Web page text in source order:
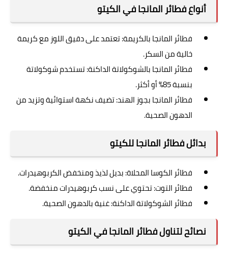
أنواع فطائر المانجا في الكيتو
فطائر المانجا بالكريمة: تعتمد على دقيق اللوز مع كريمة
خالية من السكر.
فطائر المانجا بالشوكولاتة الداكنة: تستخدم شوكولاتة
بنسبة 85% أو أكثر.
فطائر المانجا بجوز الهند: تضيف نكهة استوائية وتزيد من
الدهون الصحية.
بدائل فطائر المانجا للكيتو
فطائر الكوسا المحلاة: بديل لذيذ ومنخفض الكربوهيدرات.
فطائر التوت: تحتوي على نسب كربوهيدرات منخفضة.
فطائر الشوكولاتة الداكنة: غنية بالدهون الصحية.
نصائح لتناول فطائر المانجا في الكيتو